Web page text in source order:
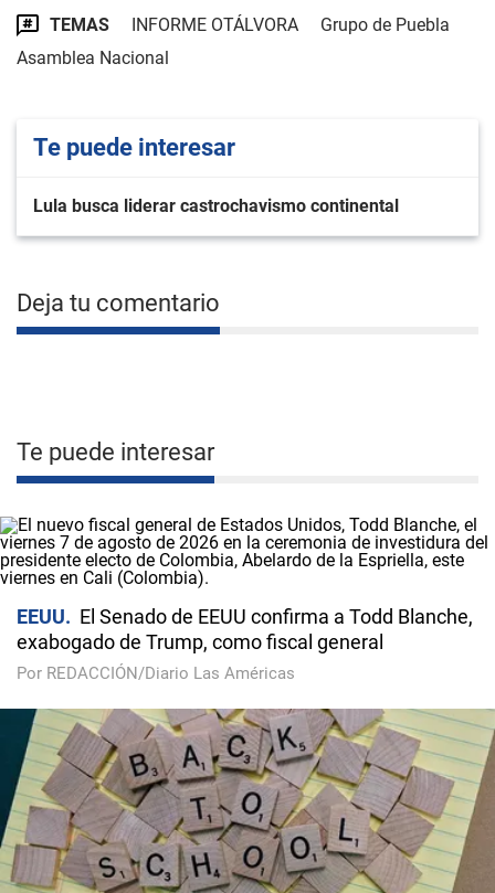
TEMAS INFORME OTÁLVORA
Grupo de Puebla
Asamblea Nacional
Te puede interesar
Lula busca liderar castrochavismo continental
Deja tu comentario
Te puede interesar
EEUU
El Senado de EEUU confirma a Todd Blanche,
exabogado de Trump, como fiscal general
Por REDACCIÓN/Diario Las Américas